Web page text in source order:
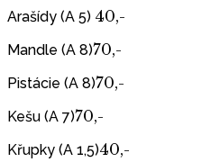
Arašídy (A 5) 40,-
Mandle (A 8)70,-
Pistácie (A 8)70,-
Kešu (A 7)70,-
Křupky (A 1,5)40,-